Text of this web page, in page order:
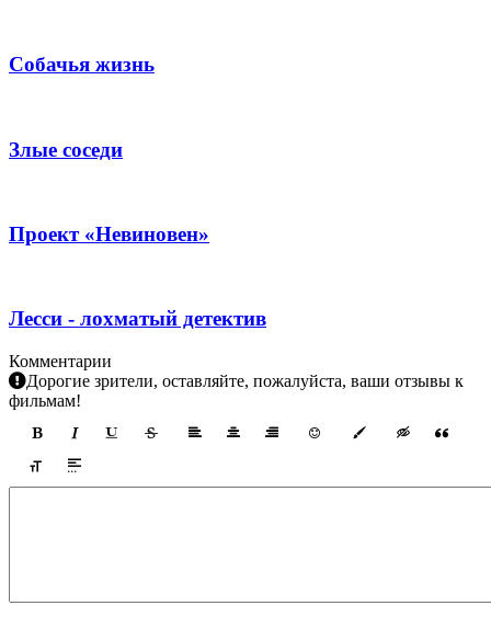
Собачья жизнь
Злые соседи
Проект «Невиновен»
Лесси - лохматый детектив
Комментарии
Дорогие зрители, оставляйте, пожалуйста, ваши отзывы к
фильмам!